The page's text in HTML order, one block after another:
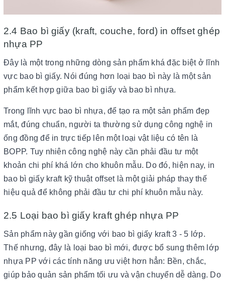
2.4 Bao bì giấy (kraft, couche, ford) in offset ghép
nhựa PP
Đây là một trong những dòng sản phẩm khá đặc biệt ở lĩnh
vực bao bì giấy. Nói đúng hơn loại bao bì này là một sản
phẩm kết hợp giữa bao bì giấy và bao bì nhựa.
Trong lĩnh vực bao bì nhựa, để tạo ra một sản phẩm đẹp
mắt, đúng chuẩn, người ta thường sử dụng công nghệ in
ống đồng để in trực tiếp lên một loại vật liệu có tên là
BOPP. Tuy nhiên công nghệ này cần phải đầu tư một
khoản chi phí khá lớn cho khuôn mẫu. Do đó, hiện nay, in
bao bì giấy kraft kỹ thuật offset là một giải pháp thay thế
hiệu quả để không phải đầu tư chi phí khuôn mẫu này.
2.5 Loại bao bì giấy kraft ghép nhựa PP
Sản phẩm này gần giống với bao bì giấy kraft 3 - 5 lớp.
Thế nhưng, đây là loại bao bì mới, được bổ sung thêm lớp
nhựa PP với các tính năng ưu việt hơn hẳn: Bền, chắc,
giúp bảo quản sản phẩm tối ưu và vận chuyển dễ dàng. Do